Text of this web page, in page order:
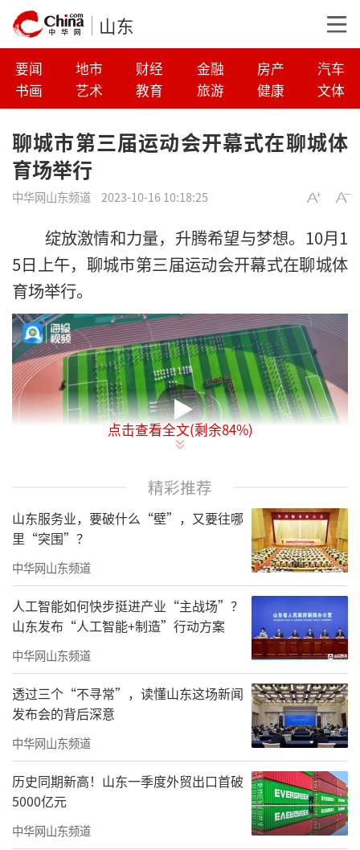
山东
要闻 地市 财经 金融 房产
汽车
书画
艺术 教育 旅游 健康 文体
聊城市第三届运动会开幕式在聊城体
育场举行
中华网山东频道 2023-10-16 10:18:25
绽放激情和力量， 升腾希望与梦想。 10月1
5日上午， 聊城市第三届运动会开幕式在聊城体
育场举行。
开幕式上，由临清架鼓、两河号子、平调
秧歌、健身操、舞狮、跆拳道、街舞等组成的
文体展演精彩上演，充分展现了聊城儿女踔厉
奋发、拼搏进取的精神风貌。最后，开幕式在
会歌《奋楫远航》的旋律中结束。
本届聊城市运动会以“两河明珠乘运而
行”为主题，共设置24个大项、616个小项的运
动比赛项目，可产生681枚金牌，参赛运动员达
到8273人，较之上届市运会，无论是竞赛项
目，还是参赛人数，都实现了数量翻番，是聊
城市体育发展史上规模最大、规格最高、参赛
人数最多的综合性体育盛会。
点击查看全文(剩余84%)
精彩推荐
山东服务业，要破什么“壁”，又要往哪
里“突围”？
中华网山东频道
人工智能如何快步挺进产业“主战场”？
山东发布“人工智能+制造”行动方案
中华网山东频道
透过三个“不寻常”，读懂山东这场新闻
发布会的背后深意
中华网山东频道
历史同期新高！山东一季度外贸出口首破
5000亿元
中华网山东频道